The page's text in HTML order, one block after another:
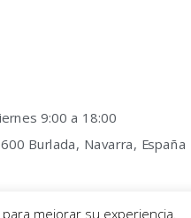
9:00 a 18:00
Burlada, Navarra, España
mejorar su experiencia.